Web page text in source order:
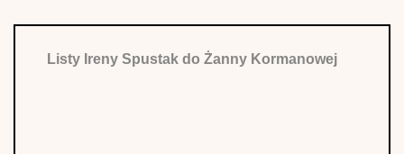
Listy Ireny Spustak do Żanny Kormanowej